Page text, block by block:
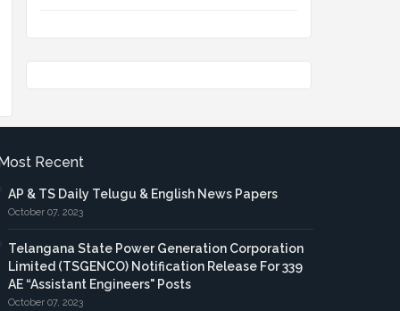
Recent
AP & TS Daily Telugu & English News Papers
October 07, 2023
Telangana State Power Generation Corporation
Limited (TSGENCO) Notification Release For 339
AE “Assistant Engineers" Posts
October 07, 2023